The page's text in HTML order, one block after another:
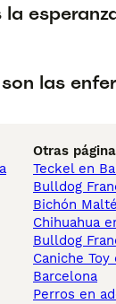
la
las
Otras
Teckel en
Bulldog
Bichón
Chihuahua
Bulldog
Caniche
Barcelona
Perros en